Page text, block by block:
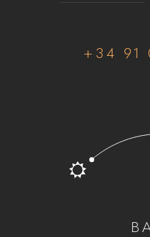
+34 91